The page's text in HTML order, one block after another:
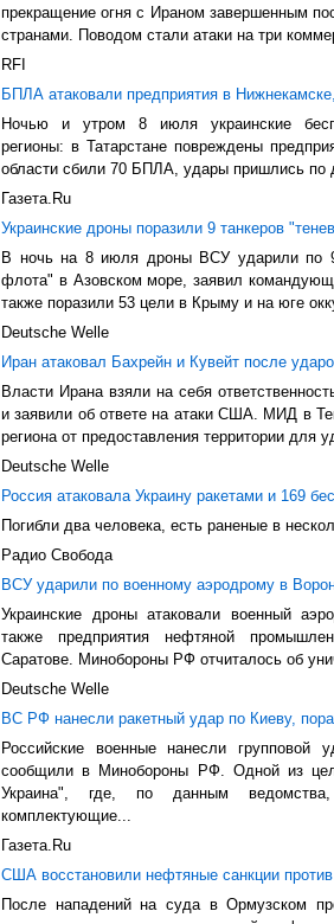
прекращение огня с Ираном завершенным
странами. Поводом стали атаки на три
RFI
БПЛА атаковали предприятия в
Ночью и утром 8 июля украинские
регионы: в Татарстане повреждены
области сбили 70 БПЛА, удары пришлись по
Газета.Ru
Украинские дроны поразили 9 танкеров
В ночь на 8 июля дроны ВСУ ударили по 9
флота" в Азовском море, заявил
также поразили 53 цели в Крыму и на юге
Deutsche Welle
Иран атаковал Бахрейн и Кувейт после
Власти Ирана взяли на себя
и заявили об ответе на атаки США. МИД в
региона от предоставления территории для
Deutsche Welle
Россия атаковала Украину ракетами и 169
Погибли два человека, есть раненые в
Радио Свобода
ВСУ ударили по военному аэродрому в
Украинские дроны атаковали военный
также предприятия нефтяной
Саратове. Минобороны РФ отчиталось об
Deutsche Welle
ВС РФ нанесли ракетный удар по Киеву,
Российские военные нанесли
сообщили в Минобороны РФ. Одной из
Украина", где, по данным
комплектующие...
Газета.Ru
США восстановили нефтяные санкции
После нападений на суда в Ормузском